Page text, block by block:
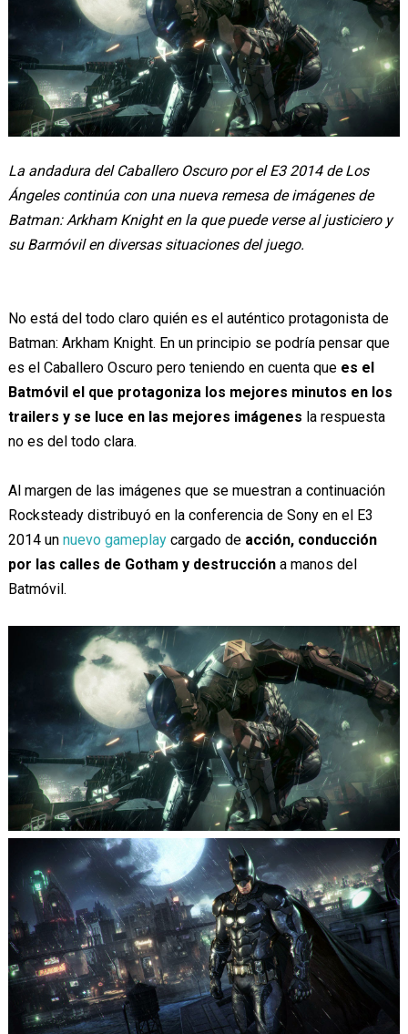
La andadura del Caballero Oscuro por el E3 2014 de Los
Ángeles continúa con una nueva remesa de imágenes de
Batman: Arkham Knight en la que puede verse al justiciero y
su Barmóvil en diversas situaciones del juego.
No está del todo claro quién es el auténtico protagonista de
Batman: Arkham Knight. En un principio se podría pensar que
es el Caballero Oscuro pero teniendo en cuenta que es el
Batmóvil el que protagoniza los mejores minutos en los
trailers y se luce en las mejores imágenes la respuesta
no es del todo clara.
Al margen de las imágenes que se muestran a continuación
Rocksteady distribuyó en la conferencia de Sony en el E3
2014 un nuevo gameplaycargado de acción, conducción
por las calles de Gotham y destrucción a manos del
Batmóvil.